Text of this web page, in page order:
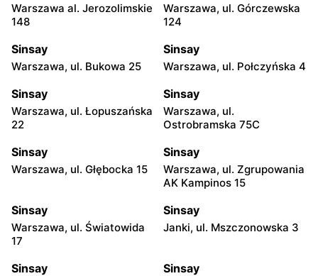
Warszawa al. Jerozolimskie
148
Warszawa, ul. Górczewska
124
Sinsay
Warszawa, ul. Bukowa 25
Sinsay
Warszawa, ul. Połczyńska 4
Sinsay
Warszawa, ul. Łopuszańska
22
Sinsay
Warszawa, ul.
Ostrobramska 75C
Sinsay
Warszawa, ul. Głębocka 15
Sinsay
Warszawa, ul. Zgrupowania
AK Kampinos 15
Sinsay
Warszawa, ul. Światowida
17
Sinsay
Janki, ul. Mszczonowska 3
Sinsay Sinsay